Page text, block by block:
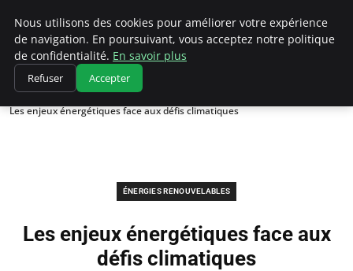
Climatedebtagents
Accueil
Énergies Renouvelables
Les enjeux énergétiques face aux défis climatiques
ÉNERGIES RENOUVELABLES
Les enjeux énergétiques face aux
défis climatiques
Nous utilisons des cookies pour améliorer votre expérience
de navigation. En poursuivant, vous acceptez notre politique
de confidentialité. En savoir plus
Refuser Accepter